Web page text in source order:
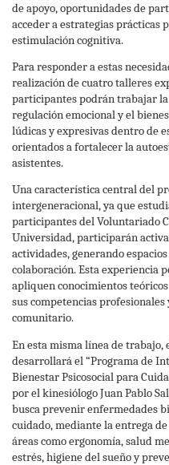
de apoyo, oportunidades de
acceder a estrategias prácticas
estimulación cognitiva.
Para responder a estas
realización de cuatro talleres
participantes podrán trabajar
regulación emocional y el
lúdicas y expresivas dentro de
orientados a fortalecer la
asistentes.
Una característica central del
intergeneracional, ya que
participantes del Voluntariado
Universidad, participarán
actividades, generando
colaboración. Esta experiencia
apliquen conocimientos
sus competencias
comunitario.
En esta misma línea de trabajo,
desarrollará el “Programa de
Bienestar Psicosocial para
por el kinesiólogo Juan Pablo
busca prevenir enfermedades
cuidado, mediante la entrega
áreas como ergonomía, salud
estrés, higiene del sueño y